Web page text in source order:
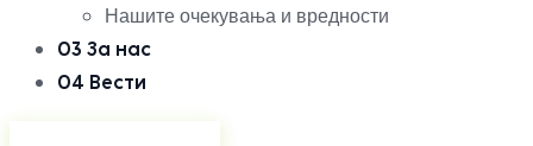
Нашите очекувања и вредности
03 За нас
04 Вести